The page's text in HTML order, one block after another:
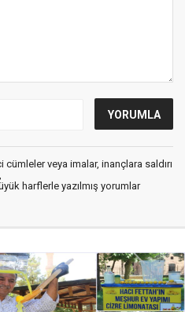
veya imalar, inançlara saldırı
harflerle yazılmış yorumlar